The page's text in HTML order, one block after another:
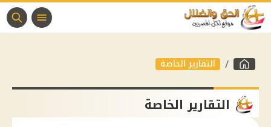
التقارير الخاصة
التقارير الخاصة